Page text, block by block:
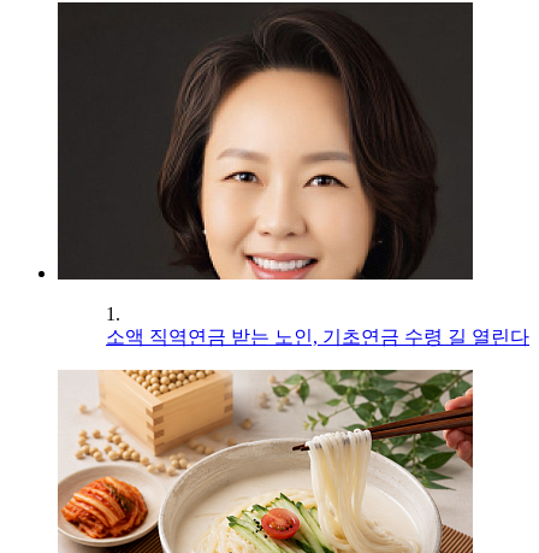
1.
소액 직역연금 받는 노인, 기초연금 수령 길 열린다